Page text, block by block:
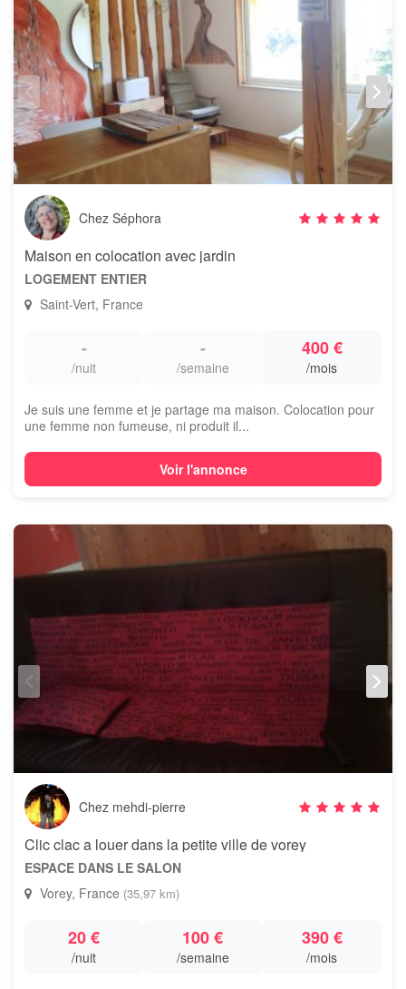
Chez Séphora
Maison en colocation avec jardin
LOGEMENT ENTIER
Saint-Vert, France
-
/nuit
-
/semaine
400 €
/mois
Je suis une femme et je partage ma maison. Colocation pour
une femme non fumeuse, ni produit il...
Voir l'annonce
Chez mehdi-pierre
Clic clac a louer dans la petite ville de vorey
ESPACE DANS LE SALON
Vorey, France (35,97 km)
20 €
/nuit
100 €
/semaine
390 €
/mois